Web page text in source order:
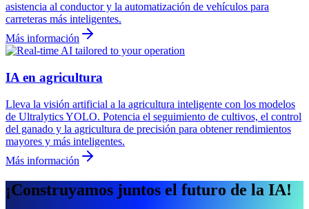
asistencia al conductor y la automatización de vehículos para
carreteras más inteligentes.
Más información
IA en agricultura
Lleva la visión artificial a la agricultura inteligente con los modelos
de Ultralytics YOLO. Potencia el seguimiento de cultivos, el control
del ganado y la agricultura de precisión para obtener rendimientos
mayores y más inteligentes.
Más información
¡Construyamos juntos el futuro de la IA!